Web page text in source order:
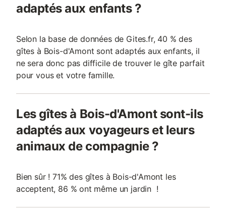
adaptés aux enfants ?
Selon la base de données de Gites.fr, 40 % des
gîtes à Bois-d'Amont sont adaptés aux enfants, il
ne sera donc pas difficile de trouver le gîte parfait
pour vous et votre famille.
Les gîtes à Bois-d'Amont sont-ils
adaptés aux voyageurs et leurs
animaux de compagnie ?
Bien sûr ! 71% des gîtes à Bois-d'Amont les
acceptent, 86 % ont même un jardin !